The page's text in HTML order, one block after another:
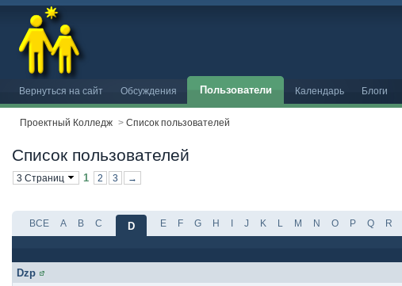
Вернуться на сайт Обсуждения Пользователи Календарь Блоги
Проектный Колледж > Список пользователей
Список пользователей
3 Страниц 1 2 3 →
ВСЕ A B C D E F G H I J K L M N O P Q R
Dzp